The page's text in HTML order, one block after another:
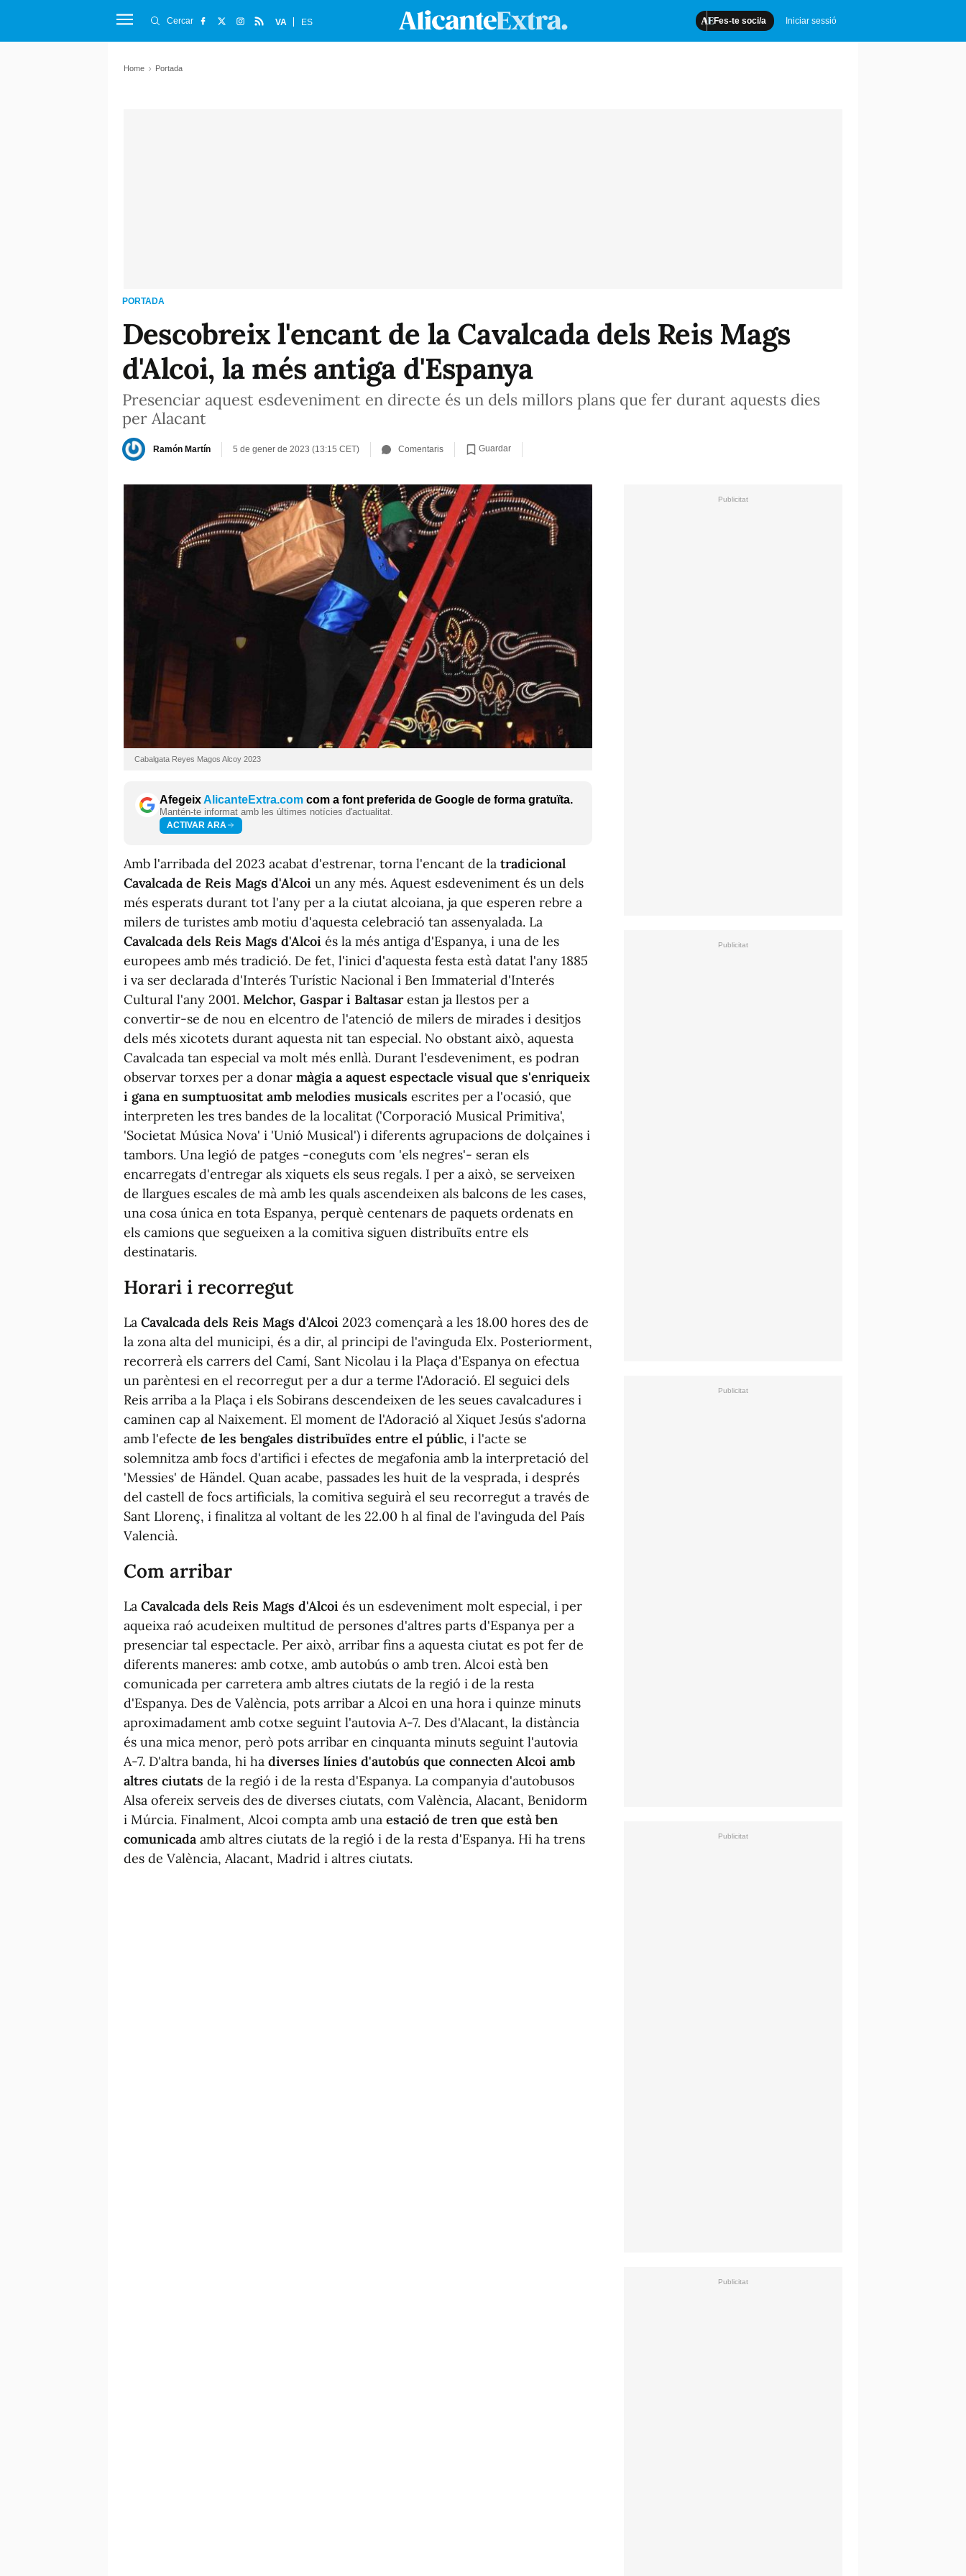
Fes-te soci/a Iniciar sessió
Cercar VA ES
Home Portada
PORTADA
Descobreix l'encant de la Cavalcada dels Reis Mags
d'Alcoi, la més antiga d'Espanya
Presenciar aquest esdeveniment en directe és un dels millors plans que fer durant aquests dies
per Alacant
Ramón Martín 5 de gener de 2023 (13:15 CET) Comentaris Guardar
Cabalgata Reyes Magos Alcoy 2023
AfegeixAlicanteExtra.com com a font preferida de Google de forma gratuïta.
Mantén-te informat amb les últimes notícies d'actualitat.
ACTIVAR ARA
Amb l'arribada del 2023 acabat d'estrenar, torna l'encant de la tradicional
Cavalcada de Reis Mags d'Alcoi un any més. Aquest esdeveniment és un dels
més esperats durant tot l'any per a la ciutat alcoiana, ja que esperen rebre a
milers de turistes amb motiu d'aquesta celebració tan assenyalada. La
Cavalcada dels Reis Mags d'Alcoi és la més antiga d'Espanya, i una de les
europees amb més tradició. De fet, l'inici d'aquesta festa està datat l'any 1885
i va ser declarada d'Interés Turístic Nacional i Ben Immaterial d'Interés
Cultural l'any 2001. Melchor, Gaspar i Baltasarestan ja llestos per a
convertir-se de nou en elcentro de l'atenció de milers de mirades i desitjos
dels més xicotets durant aquesta nit tan especial. No obstant això, aquesta
Cavalcada tan especial va molt més enllà. Durant l'esdeveniment, es podran
observar torxes per a donar màgia a aquest espectacle visual que s'enriqueix
i gana en sumptuositat amb melodies musicals escrites per a l'ocasió, que
interpreten les tres bandes de la localitat ('Corporació Musical Primitiva',
'Societat Música Nova' i 'Unió Musical') i diferents agrupacions de dolçaines i
tambors. Una legió de patges -coneguts com 'els negres'- seran els
encarregats d'entregar als xiquets els seus regals. I per a això, se serveixen
de llargues escales de mà amb les quals ascendeixen als balcons de les cases,
una cosa única en tota Espanya, perquè centenars de paquets ordenats en
els camions que segueixen a la comitiva siguen distribuïts entre els
destinataris.
Horari i recorregut
La Cavalcada dels Reis Mags d'Alcoi 2023 començarà a les 18.00 hores des de
la zona alta del municipi, és a dir, al principi de l'avinguda Elx. Posteriorment,
recorrerà els carrers del Camí, Sant Nicolau i la Plaça d'Espanya on efectua
un parèntesi en el recorregut per a dur a terme l'Adoració. El seguici dels
Reis arriba a la Plaça i els Sobirans descendeixen de les seues cavalcadures i
caminen cap al Naixement. El moment de l'Adoració al Xiquet Jesús s'adorna
amb l'efecte de les bengales distribuïdes entre el públic, i l'acte se
solemnitza amb focs d'artifici i efectes de megafonia amb la interpretació del
'Messies' de Händel. Quan acabe, passades les huit de la vesprada, i després
del castell de focs artificials, la comitiva seguirà el seu recorregut a través de
Sant Llorenç, i finalitza al voltant de les 22.00 h al final de l'avinguda del País
Valencià.
Com arribar
La Cavalcada dels Reis Mags d'Alcoi és un esdeveniment molt especial, i per
aqueixa raó acudeixen multitud de persones d'altres parts d'Espanya per a
presenciar tal espectacle. Per això, arribar fins a aquesta ciutat es pot fer de
diferents maneres: amb cotxe, amb autobús o amb tren. Alcoi està ben
comunicada per carretera amb altres ciutats de la regió i de la resta
d'Espanya. Des de València, pots arribar a Alcoi en una hora i quinze minuts
aproximadament amb cotxe seguint l'autovia A-7. Des d'Alacant, la distància
és una mica menor, però pots arribar en cinquanta minuts seguint l'autovia
A-7. D'altra banda, hi ha diverses línies d'autobús que connecten Alcoi amb
altres ciutats de la regió i de la resta d'Espanya. La companyia d'autobusos
Alsa ofereix serveis des de diverses ciutats, com València, Alacant, Benidorm
i Múrcia. Finalment, Alcoi compta amb una estació de tren que està ben
comunicada amb altres ciutats de la regió i de la resta d'Espanya. Hi ha trens
des de València, Alacant, Madrid i altres ciutats.